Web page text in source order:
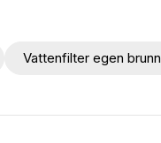
Vattenfilter egen brunn